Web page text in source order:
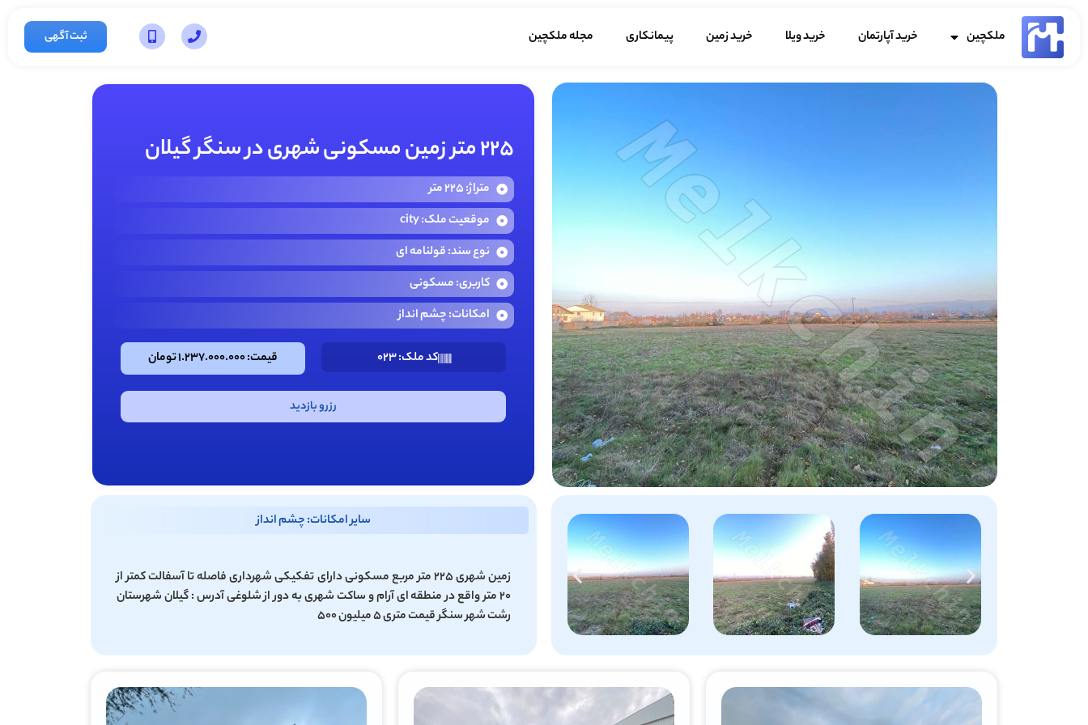
ملکچین خرید آپارتمان خرید ویلا خرید زمین پیمانکاری مجله ملکچین ثبت آگهی
225 متر زمین مسکونی شهری در سنگر گیلان
متراژ: 225 متر
موقعیت ملک: city
نوع سند: قولنامه ای
کاربری: مسکونی
امکانات: چشم انداز
کد ملک: 023 قیمت: 1.237.000.000 تومان
رزرو بازدید
سایر امکانات: چشم انداز
زمین شهری 225 متر مربع مسکونی دارای تفکیکی شهرداری فاصله تا آسفالت کمتر از
20 متر واقع در منطقه ای آرام و ساکت شهری به دور از شلوغی آدرس : گیلان شهرستان
رشت شهر سنگر قیمت متری 5 میلیون 500